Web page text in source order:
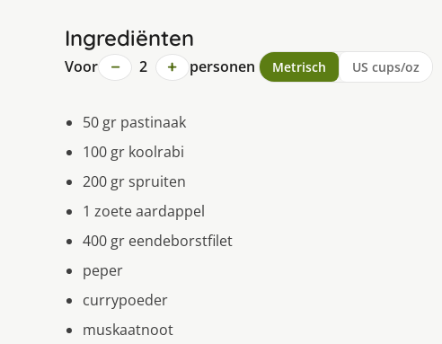
Ingrediënten
Voor − 2 + personen Metrisch US cups/oz
50 gr pastinaak
100 gr koolrabi
200 gr spruiten
1 zoete aardappel
400 gr eendeborstfilet
peper
currypoeder
muskaatnoot